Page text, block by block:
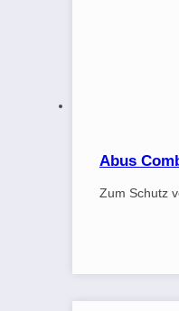
Abus
Zum Schutz